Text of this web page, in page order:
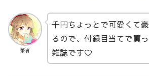
筆者
千円ちょっとで可愛くて
るので、付録目当てで買
雑誌です♡